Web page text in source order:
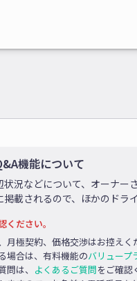
機能について
況などについて、オーナー
載されるので、ほかのドラ
ださい。
月極契約、価格交渉はお控えく
場合は、有料機能のバリュープ
問は、 よくあるご質問をご確認